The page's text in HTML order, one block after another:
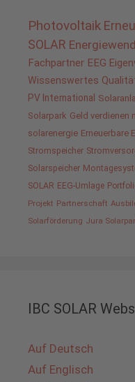
Photovoltaik
SOLAR
Fachpartner EEG
Wissenswertes
PV International
Solarpark Geld verdienen
solarenergie Erneuerbare
Stromspeicher
Solarspeicher
SOLAR EEG-Umlage
Projekt Partnerschaft
Solarförderung Jura
IBC SOLAR
Auf Deutsch
Auf Englisch